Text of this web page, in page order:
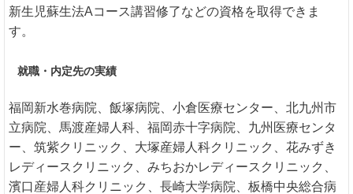
新生児蘇生法Aコース講習修了などの資格を取得できま
す。
就職・内定先の実績
福岡新水巻病院、飯塚病院、小倉医療センター、北九州市
立病院、馬渡産婦人科、福岡赤十字病院、九州医療センタ
ー、筑紫クリニック、大塚産婦人科クリニック、花みずき
レディースクリニック、みちおかレディースクリニック、
濱口産婦人科クリニック、長崎大学病院、板橋中央総合病